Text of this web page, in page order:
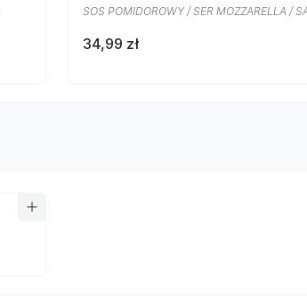
SOS POMIDOROWY / SER MOZZARELLA /
34,99 zł